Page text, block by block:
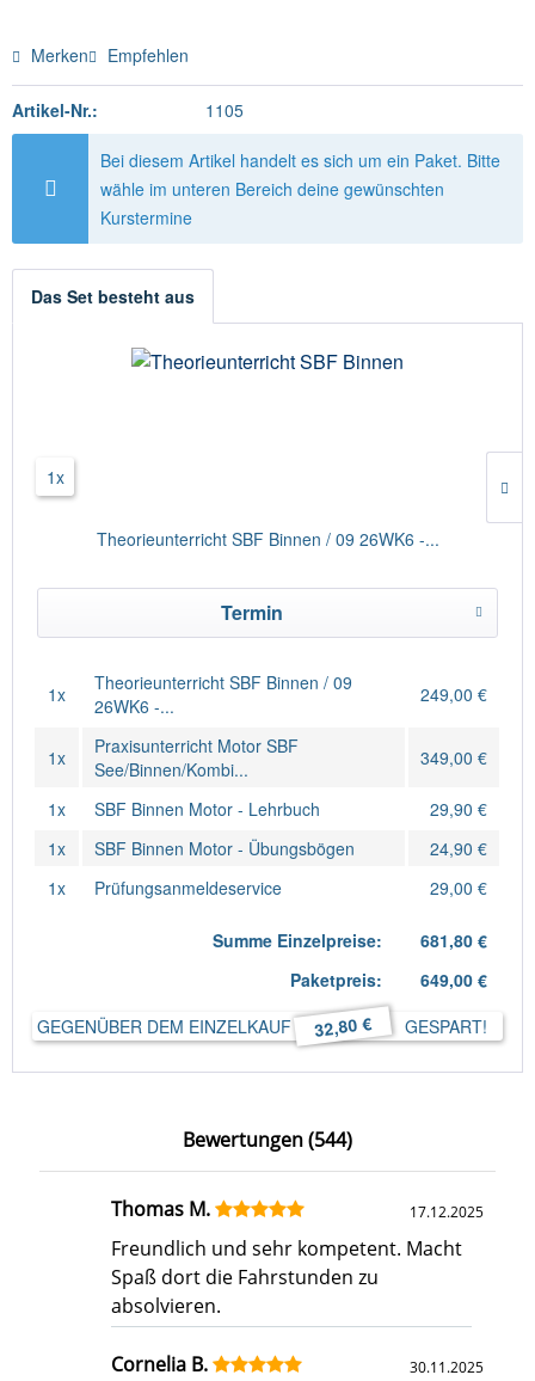
Merken Empfehlen
Artikel-Nr.: 1105
Bei diesem Artikel handelt es sich um ein Paket. Bitte
wähle im unteren Bereich deine gewünschten
Kurstermine
Das Set besteht aus
1x
Theorieunterricht SBF Binnen / 09 26WK6 -...
Termin
1x
Theorieunterricht SBF Binnen / 09
26WK6 -...
249,00 €
1x
Praxisunterricht Motor SBF
See/Binnen/Kombi...
349,00 €
1x SBF Binnen Motor - Lehrbuch
29,90 €
1x
SBF Binnen Motor - Übungsbögen
24,90 €
1x
Prüfungsanmeldeservice 29,00 €
Summe Einzelpreise:
681,80 €
Paketpreis:
649,00 €
GEGENÜBER DEM EINZELKAUF
32,80 € GESPART!